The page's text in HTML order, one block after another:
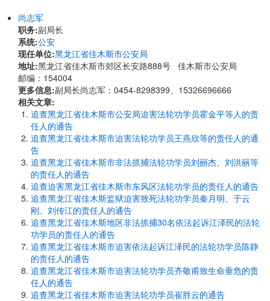
尚志军
职务:副局长
系统:公安
现任单位:黑龙江省佳木斯市公安局
地址:黑龙江省佳木斯市郊区长安路888号 佳木斯市公安局
邮编：154004
更多信息:副局长尚志军：0454-8298399、15326696666
相关文章:
追查黑龙江省佳木斯市公安局迫害法轮功学员霍金平等人的责
任人的通告
追查黑龙江省佳木斯市迫害法轮功学员王燕欣等的责任人的通
告
追查黑龙江省佳木斯市非法抓捕法轮功学员刘丽杰、刘洪丽等
的责任人的通告
追查迫害黑龙江省佳木斯市东风区法轮功学员的责任人的通告
追查黑龙江省佳木斯监狱迫害致死法轮功学员秦月明、于云
刚、刘传江的责任人的通告
追查黑龙江省佳木斯地区非法抓捕30名依法起诉江泽民的法轮
功学员的责任人的通告
追查黑龙江省佳木斯市迫害依法起诉江泽民的法轮功学员陈静
的责任人的通告
追查黑龙江省佳木斯市迫害法轮功学员齐敬甫致生命垂危的责
任人的通告
追查黑龙江省佳木斯市迫害法轮功学员崔胜云的通告